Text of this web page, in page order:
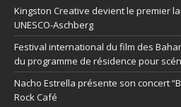
Kingston Creative devient le premier
UNESCO-Aschberg
Festival international du film des
du programme de résidence pour
Nacho Estrella présente son concert
Rock Café